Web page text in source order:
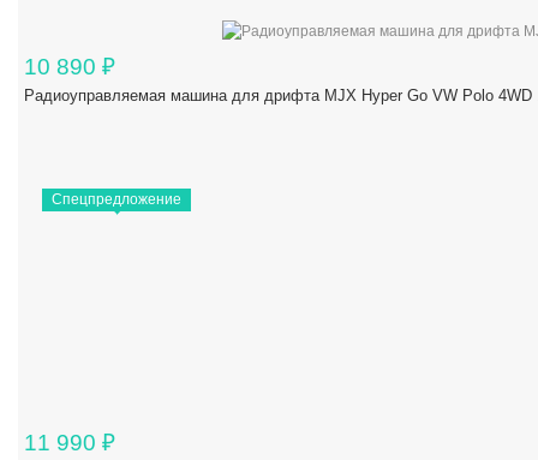
10 890 ₽
Радиоуправляемая машина для дрифта MJX Hyper Go VW Polo
Спецпредложение
11 990 ₽